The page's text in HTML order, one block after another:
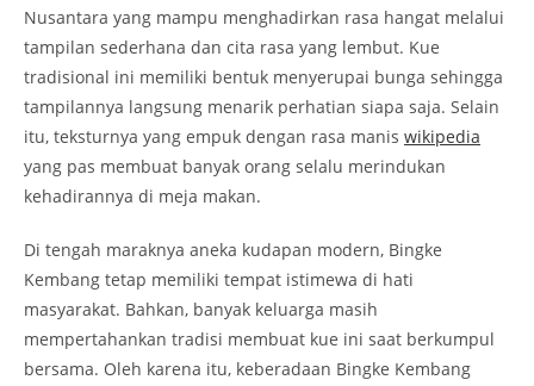
Nusantara yang mampu menghadirkan rasa hangat melalui
tampilan sederhana dan cita rasa yang lembut. Kue
tradisional ini memiliki bentuk menyerupai bunga sehingga
tampilannya langsung menarik perhatian siapa saja. Selain
itu, teksturnya yang empuk dengan rasa manis wikipedia
yang pas membuat banyak orang selalu merindukan
kehadirannya di meja makan.
Di tengah maraknya aneka kudapan modern, Bingke
Kembang tetap memiliki tempat istimewa di hati
masyarakat. Bahkan, banyak keluarga masih
mempertahankan tradisi membuat kue ini saat berkumpul
bersama. Oleh karena itu, keberadaan Bingke Kembang